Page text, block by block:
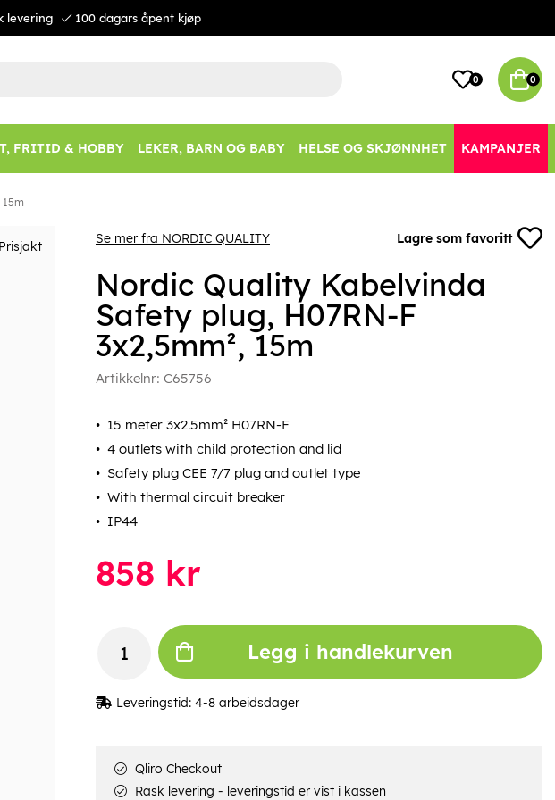
levering 100 dagars åpent kjøp
0 0
FRITID & HOBBY LEKER, BARN OG BABY HELSE OG SKJØNNHET KAMPANJER
Se mer fra NORDIC QUALITY Lagre som favoritt
Nordic Quality Kabelvinda
Safety plug, H07RN-F
3x2,5mm², 15m
Artikkelnr: C65756
15 meter 3x2.5mm² H07RN-F
4 outlets with child protection and lid
Safety plug CEE 7/7 plug and outlet type
With thermal circuit breaker
IP44
858 kr
Legg i handlekurven
Leveringstid: 4-8 arbeidsdager
Qliro Checkout
Rask levering - leveringstid er vist i kassen